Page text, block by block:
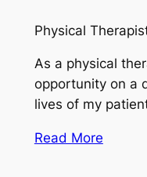
Physical
As a physical
opportunity on a
lives of my
Read More